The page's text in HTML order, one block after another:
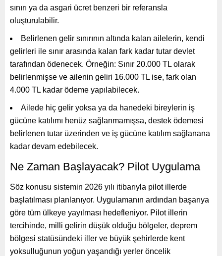
sınırı ya da asgari ücret benzeri bir referansla
oluşturulabilir.
Belirlenen gelir sınırının altında kalan ailelerin, kendi
gelirleri ile sınır arasında kalan fark kadar tutar devlet
tarafından ödenecek. Örneğin: Sınır 20.000 TL olarak
belirlenmişse ve ailenin geliri 16.000 TL ise, fark olan
4.000 TL kadar ödeme yapılabilecek.
Ailede hiç gelir yoksa ya da hanedeki bireylerin iş
gücüne katılımı henüz sağlanmamışsa, destek ödemesi
belirlenen tutar üzerinden ve iş gücüne katılım sağlanana
kadar devam edebilecek.
Ne Zaman Başlayacak? Pilot Uygulama
Söz konusu sistemin 2026 yılı itibarıyla pilot illerde
başlatılması planlanıyor. Uygulamanın ardından başarıya
göre tüm ülkeye yayılması hedefleniyor. Pilot illerin
tercihinde, milli gelirin düşük olduğu bölgeler, deprem
bölgesi statüsündeki iller ve büyük şehirlerde kent
yoksulluğunun yoğun yaşandığı yerler öncelik